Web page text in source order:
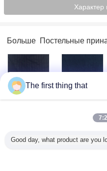
Характер
Больше Постельные
Популярная
Удобная
джинсовой ткани
Fashional ткани
Печатать ткань
джинсовой ткани
Покрашенный
тент/сплетенный
The first thing that
Good day, what product are you